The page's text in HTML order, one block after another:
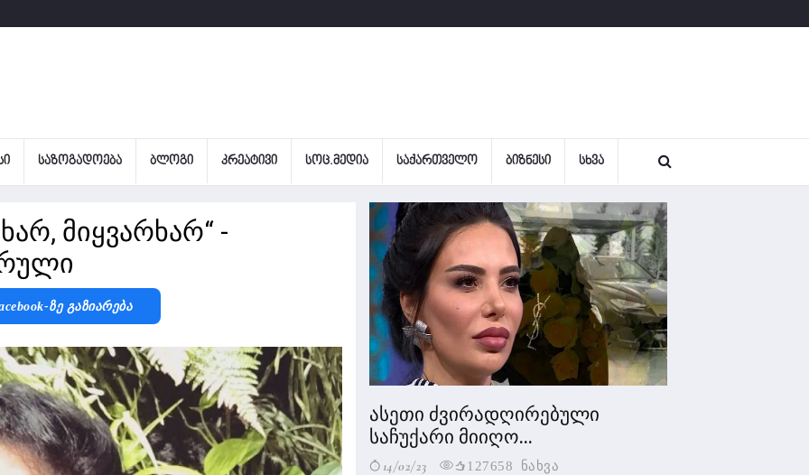
ᲡᲐᲖᲝᲒᲐᲓᲝᲔᲑᲐ ᲑᲚᲝᲒᲘ ᲙᲠᲔᲐᲢᲘᲕᲘ ᲡᲝᲪ.ᲛᲔᲓᲘᲐ ᲡᲐᲥᲐᲠᲗᲕᲔᲚᲝ ᲑᲘᲖᲜᲔᲡᲘ ᲡᲮᲕᲐ
მიყვარხარ“ -
Ზე Გაზიარება
ასეთი ძვირადღირებული
საჩუქარი მიიღო...
14/02/23 127658 ნახვა